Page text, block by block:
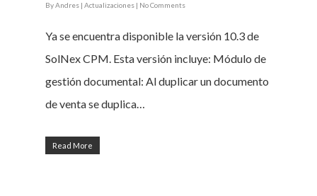
ByAndres | Actualizaciones | No Comments
Ya se encuentra disponible la versión 10.3 de
SolNex CPM. Esta versión incluye: Módulo de
gestión documental: Al duplicar un documento
de venta se duplica…
Read More